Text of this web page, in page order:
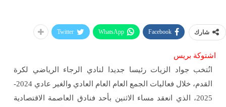
شارك Facebook
WhatsApp
Twitter
اشتوكة بريس
انُتخب جواد الزيات رئيسا جديدا لنادي الرجاء الرياضي لكرة
القدم، خلال فعاليات الجمع العام العام العادي والغير عادي 2024-
2025، الذي انعقد مساء الاثنين بأحد فنادق العاصمة الاقتصادية